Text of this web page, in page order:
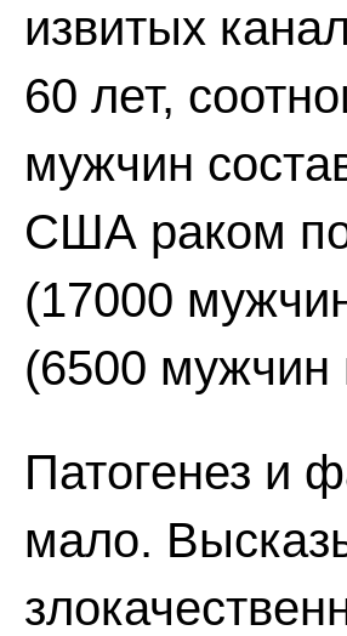
извитых
60 лет,
мужчин
США раком
(17000
(6500 мужчин
Патогенез и
мало.